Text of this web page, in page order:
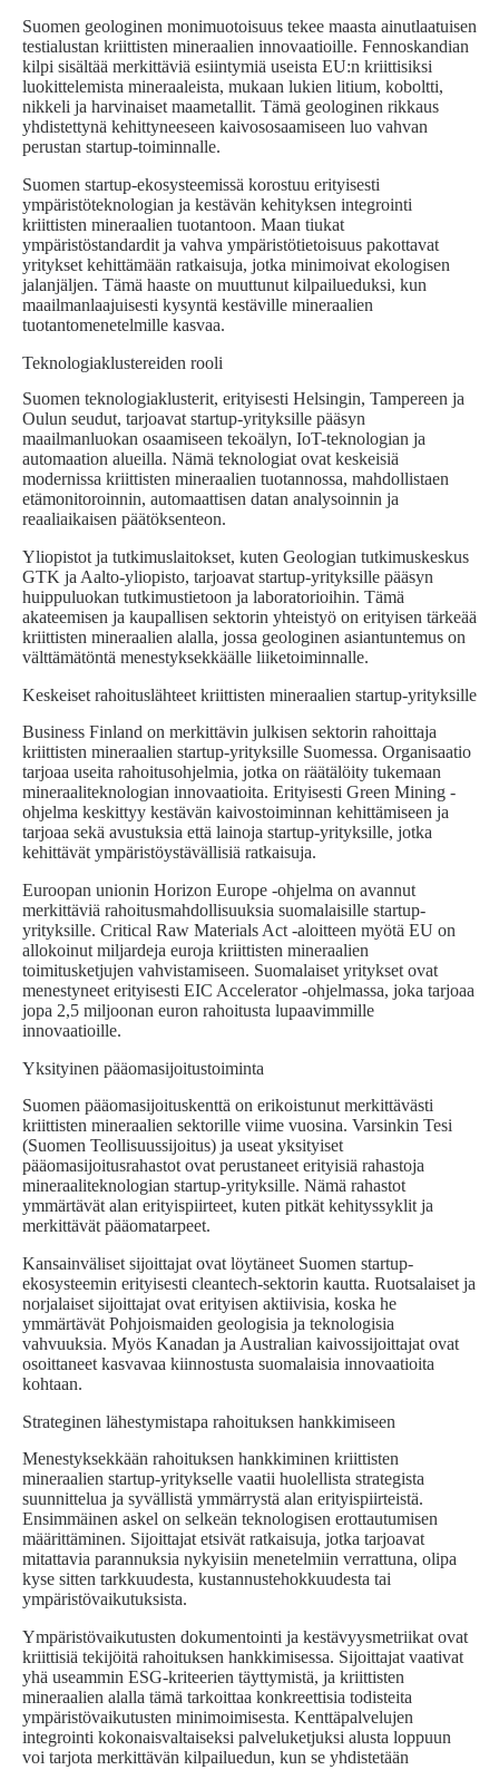
Suomen geologinen monimuotoisuus tekee maasta ainutlaatuisen
testialustan kriittisten mineraalien innovaatioille. Fennoskandian
kilpi sisältää merkittäviä esiintymiä useista EU:n kriittisiksi
luokittelemista mineraaleista, mukaan lukien litium, koboltti,
nikkeli ja harvinaiset maametallit. Tämä geologinen rikkaus
yhdistettynä kehittyneeseen kaivososaamiseen luo vahvan
perustan startup-toiminnalle.
Suomen startup-ekosysteemissä korostuu erityisesti
ympäristöteknologian ja kestävän kehityksen integrointi
kriittisten mineraalien tuotantoon. Maan tiukat
ympäristöstandardit ja vahva ympäristötietoisuus pakottavat
yritykset kehittämään ratkaisuja, jotka minimoivat ekologisen
jalanjäljen. Tämä haaste on muuttunut kilpailueduksi, kun
maailmanlaajuisesti kysyntä kestäville mineraalien
tuotantomenetelmille kasvaa.
Teknologiaklustereiden rooli
Suomen teknologiaklusterit, erityisesti Helsingin, Tampereen ja
Oulun seudut, tarjoavat startup-yrityksille pääsyn
maailmanluokan osaamiseen tekoälyn, IoT-teknologian ja
automaation alueilla. Nämä teknologiat ovat keskeisiä
modernissa kriittisten mineraalien tuotannossa, mahdollistaen
etämonitoroinnin, automaattisen datan analysoinnin ja
reaaliaikaisen päätöksenteon.
Yliopistot ja tutkimuslaitokset, kuten Geologian tutkimuskeskus
GTK ja Aalto-yliopisto, tarjoavat startup-yrityksille pääsyn
huippuluokan tutkimustietoon ja laboratorioihin. Tämä
akateemisen ja kaupallisen sektorin yhteistyö on erityisen tärkeää
kriittisten mineraalien alalla, jossa geologinen asiantuntemus on
välttämätöntä menestyksekkäälle liiketoiminnalle.
Keskeiset rahoituslähteet kriittisten mineraalien startup-yrityksille
Business Finland on merkittävin julkisen sektorin rahoittaja
kriittisten mineraalien startup-yrityksille Suomessa. Organisaatio
tarjoaa useita rahoitusohjelmia, jotka on räätälöity tukemaan
mineraaliteknologian innovaatioita. Erityisesti Green Mining -
ohjelma keskittyy kestävän kaivostoiminnan kehittämiseen ja
tarjoaa sekä avustuksia että lainoja startup-yrityksille, jotka
kehittävät ympäristöystävällisiä ratkaisuja.
Euroopan unionin Horizon Europe -ohjelma on avannut
merkittäviä rahoitusmahdollisuuksia suomalaisille startup-
yrityksille. Critical Raw Materials Act -aloitteen myötä EU on
allokoinut miljardeja euroja kriittisten mineraalien
toimitusketjujen vahvistamiseen. Suomalaiset yritykset ovat
menestyneet erityisesti EIC Accelerator -ohjelmassa, joka tarjoaa
jopa 2,5 miljoonan euron rahoitusta lupaavimmille
innovaatioille.
Yksityinen pääomasijoitustoiminta
Suomen pääomasijoituskenttä on erikoistunut merkittävästi
kriittisten mineraalien sektorille viime vuosina. Varsinkin Tesi
(Suomen Teollisuussijoitus) ja useat yksityiset
pääomasijoitusrahastot ovat perustaneet erityisiä rahastoja
mineraaliteknologian startup-yrityksille. Nämä rahastot
ymmärtävät alan erityispiirteet, kuten pitkät kehityssyklit ja
merkittävät pääomatarpeet.
Kansainväliset sijoittajat ovat löytäneet Suomen startup-
ekosysteemin erityisesti cleantech-sektorin kautta. Ruotsalaiset ja
norjalaiset sijoittajat ovat erityisen aktiivisia, koska he
ymmärtävät Pohjoismaiden geologisia ja teknologisia
vahvuuksia. Myös Kanadan ja Australian kaivossijoittajat ovat
osoittaneet kasvavaa kiinnostusta suomalaisia innovaatioita
kohtaan.
Strateginen lähestymistapa rahoituksen hankkimiseen
Menestyksekkään rahoituksen hankkiminen kriittisten
mineraalien startup-yritykselle vaatii huolellista strategista
suunnittelua ja syvällistä ymmärrystä alan erityispiirteistä.
Ensimmäinen askel on selkeän teknologisen erottautumisen
määrittäminen. Sijoittajat etsivät ratkaisuja, jotka tarjoavat
mitattavia parannuksia nykyisiin menetelmiin verrattuna, olipa
kyse sitten tarkkuudesta, kustannustehokkuudesta tai
ympäristövaikutuksista.
Ympäristövaikutusten dokumentointi ja kestävyysmetriikat ovat
kriittisiä tekijöitä rahoituksen hankkimisessa. Sijoittajat vaativat
yhä useammin ESG-kriteerien täyttymistä, ja kriittisten
mineraalien alalla tämä tarkoittaa konkreettisia todisteita
ympäristövaikutusten minimoimisesta. Kenttäpalvelujen
integrointi kokonaisvaltaiseksi palveluketjuksi alusta loppuun
voi tarjota merkittävän kilpailuedun, kun se yhdistetään